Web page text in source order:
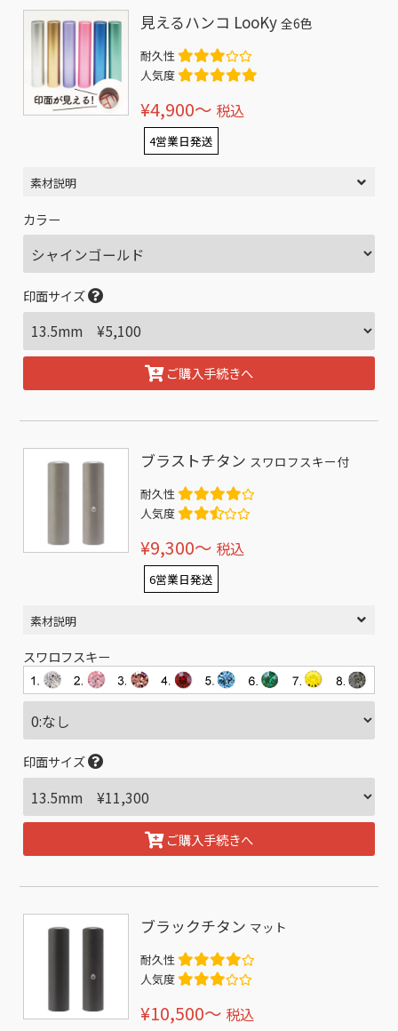
見えるハンコ LooKy全6色
耐久性
人気度
¥4,900〜 税込
4営業日発送
素材説明
カラー
印面サイズ
ご購入手続きへ
ブラストチタン スワロフスキー付
耐久性
人気度
¥9,300〜 税込
6営業日発送
素材説明
スワロフスキー
印面サイズ
ご購入手続きへ
ブラックチタン マット
耐久性
人気度
¥10,500〜 税込